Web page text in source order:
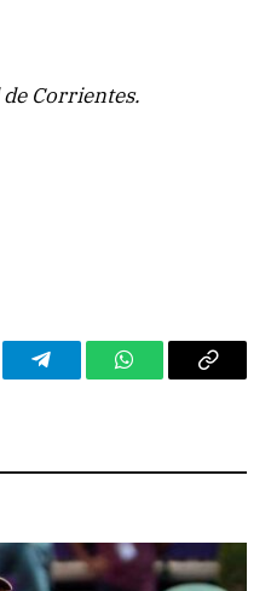
Corrientes.
TelegramWhatsAppCopy